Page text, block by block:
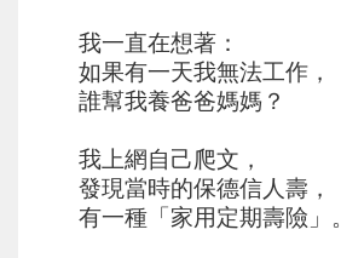
我一直在想著：
如果有一天我無法工作，
誰幫我養爸爸媽媽？
我上網自己爬文，
發現當時的保德信人壽，
有一種「家用定期壽險」。